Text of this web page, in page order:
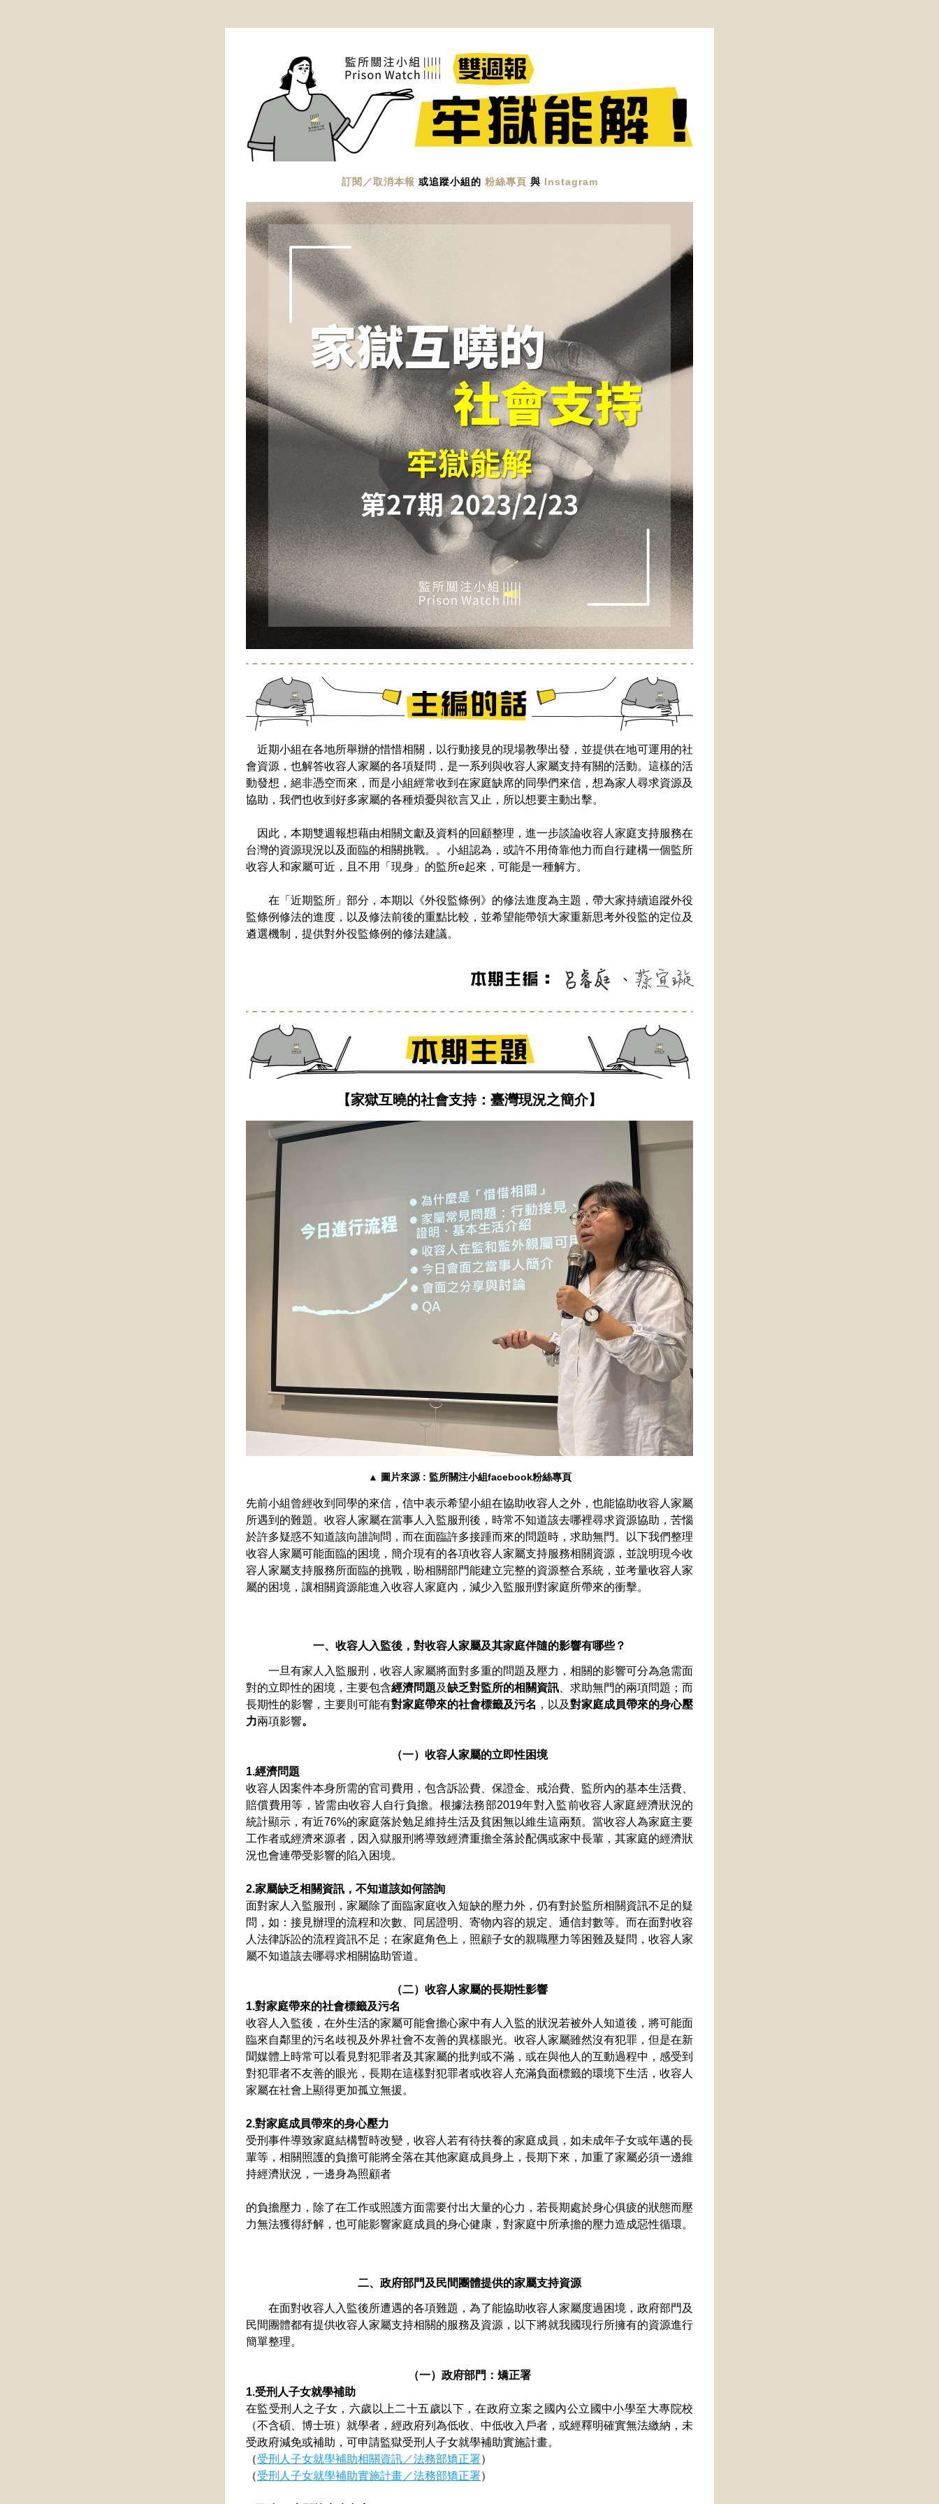
訂閱／取消本報 或追蹤小組的 粉絲專頁 與 Instagram
近期小組在各地所舉辦的惜惜相關，以行動接見的現場教學出發，並提供在地可運用的社
會資源，也解答收容人家屬的各項疑問，是一系列與收容人家屬支持有關的活動。這樣的活
動發想，絕非憑空而來，而是小組經常收到在家庭缺席的同學們來信，想為家人尋求資源及
協助，我們也收到好多家屬的各種煩憂與欲言又止，所以想要主動出擊。
台灣的資源現況以及面臨的相關挑戰。。小組認為，或許不用倚靠他力而自行建構一個監所
收容人和家屬可近，且不用「現身」的監所e起來，可能是一種解方。
在「近期監所」部分，本期以《外役監條例》的修法進度為主題，帶大家持續追蹤外役
監條例修法的進度，以及修法前後的重點比較，並希望能帶領大家重新思考外役監的定位及
遴選機制，提供對外役監條例的修法建議。
【家獄互曉的社會支持：臺灣現況之簡介】
▲ 圖片來源 : 監所關注小組facebook粉絲專頁
先前小組曾經收到同學的來信，信中表示希望小組在協助收容人之外，也能協助收容人家屬
所遇到的難題。收容人家屬在當事人入監服刑後，時常不知道該去哪裡尋求資源協助，苦惱
於許多疑惑不知道該向誰詢問，而在面臨許多接踵而來的問題時，求助無門。以下我們整理
收容人家屬可能面臨的困境，簡介現有的各項收容人家屬支持服務相關資源，並說明現今收
容人家屬支持服務所面臨的挑戰，盼相關部門能建立完整的資源整合系統，並考量收容人家
屬的困境，讓相關資源能進入收容人家庭內，減少入監服刑對家庭所帶來的衝擊。
一、收容人入監後，對收容人家屬及其家庭伴隨的影響有哪些？
一旦有家人入監服刑，收容人家屬將面對多重的問題及壓力，相關的影響可分為急需面
對的立即性的困境，主要包含經濟問題及缺乏對監所的相關資訊 、求助無門的兩項問題；而
長期性的影響，主要則可能有對家庭帶來的社會標籤及污名 ，以及對家庭成員帶來的身心壓
力兩項影響。
（一）收容人家屬的立即性困境
1.經濟問題
收容人因案件本身所需的官司費用，包含訴訟費、保證金、戒治費、監所內的基本生活費、
賠償費用等，皆需由收容人自行負擔。根據法務部2019年對入監前收容人家庭經濟狀況的
統計顯示，有近76%的家庭落於勉足維持生活及貧困無以維生這兩類。當收容人為家庭主要
工作者或經濟來源者，因入獄服刑將導致經濟重擔全落於配偶或家中長輩，其家庭的經濟狀
況也會連帶受影響的陷入困境。
2.家屬缺乏相關資訊，不知道該如何諮詢
面對家人入監服刑，家屬除了面臨家庭收入短缺的壓力外，仍有對於監所相關資訊不足的疑
問，如：接見辦理的流程和次數、同居證明、寄物內容的規定、通信封數等。而在面對收容
人法律訴訟的流程資訊不足；在家庭角色上，照顧子女的親職壓力等困難及疑問，收容人家
屬不知道該去哪尋求相關協助管道。
（二）收容人家屬的長期性影響
1.對家庭帶來的社會標籤及污名
收容人入監後，在外生活的家屬可能會擔心家中有人入監的狀況若被外人知道後，將可能面
臨來自鄰里的污名歧視及外界社會不友善的異樣眼光。收容人家屬雖然沒有犯罪，但是在新
聞媒體上時常可以看見對犯罪者及其家屬的批判或不滿，或在與他人的互動過程中，感受到
對犯罪者不友善的眼光，長期在這樣對犯罪者或收容人充滿負面標籤的環境下生活，收容人
家屬在社會上顯得更加孤立無援。
2.對家庭成員帶來的身心壓力
受刑事件導致家庭結構暫時改變，收容人若有待扶養的家庭成員，如未成年子女或年邁的長
輩等，相關照護的負擔可能將全落在其他家庭成員身上，長期下來，加重了家屬必須一邊維
持經濟狀況，一邊身為照顧者
的負擔壓力，除了在工作或照護方面需要付出大量的心力，若長期處於身心俱疲的狀態而壓
力無法獲得紓解，也可能影響家庭成員的身心健康，對家庭中所承擔的壓力造成惡性循環。
二、政府部門及民間團體提供的家屬支持資源
在面對收容人入監後所遭遇的各項難題，為了能協助收容人家屬度過困境，政府部門及
民間團體都有提供收容人家屬支持相關的服務及資源，以下將就我國現行所擁有的資源進行
簡單整理。
（一）政府部門：矯正署
1.受刑人子女就學補助
在監受刑人之子女，六歲以上二十五歲以下，在政府立案之國內公立國中小學至大專院校
（不含碩、博士班）就學者，經政府列為低收、中低收入戶者，或經釋明確實無法繳納，未
受政府減免或補助，可申請監獄受刑人子女就學補助實施計畫。
（受刑人子女就學補助相關資訊／法務部矯正署）
（受刑人子女就學補助實施計畫／法務部矯正署）